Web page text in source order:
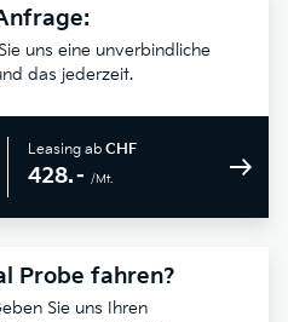
uns eine unverbindliche
das jederzeit.
Leasing ab CHF
428.– /Mt.
Probe fahren?
Sie uns Ihren